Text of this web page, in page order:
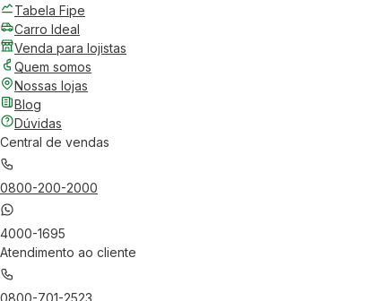
Tabela Fipe
Carro Ideal
Venda para lojistas
Quem somos
Nossas lojas
Blog
Dúvidas
Central de vendas
0800-200-2000
4000-1695
Atendimento ao cliente
0800-701-2523